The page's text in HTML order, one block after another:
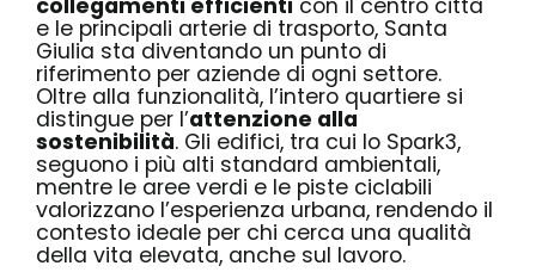
collegamenti efficienti con il centro città
e le principali arterie di trasporto, Santa
Giulia sta diventando un punto di
riferimento per aziende di ogni settore.
Oltre alla funzionalità, l’intero quartiere si
distingue per l’attenzione alla
sostenibilità. Gli edifici, tra cui lo Spark3,
seguono i più alti standard ambientali,
mentre le aree verdi e le piste ciclabili
valorizzano l’esperienza urbana, rendendo il
contesto ideale per chi cerca una qualità
della vita elevata, anche sul lavoro.